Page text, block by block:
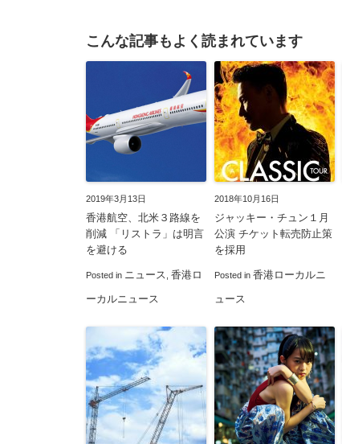
こんな記事もよく読まれています
2019年3月13日
香港航空、北米３路線を
削減 「リストラ」は明言
を避ける
Posted in ニュース 香港ロ
ーカルニュース
2018年10月16日
ジャッキー・チュン１月
公演 チケット転売防止策
を採用
Posted in 香港ローカルニ
ュース